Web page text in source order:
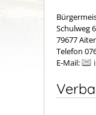
Schulweg 6
79677
Telefon
E-Mail: